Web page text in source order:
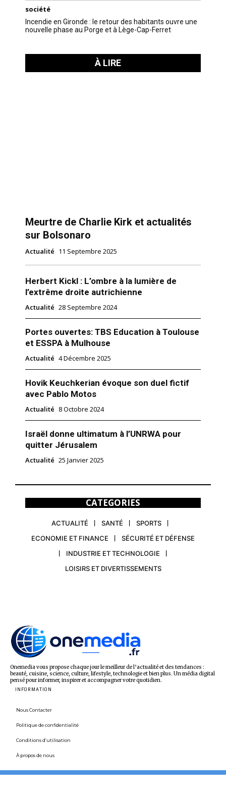
société
Incendie en Gironde : le retour des habitants ouvre une
nouvelle phase au Porge et à Lège-Cap-Ferret
À LIRE
Meurtre de Charlie Kirk et actualités
sur Bolsonaro
Actualité 11 Septembre 2025
Herbert Kickl : L’ombre à la lumière de
l’extrême droite autrichienne
Actualité 28 Septembre 2024
Portes ouvertes: TBS Education à Toulouse
et ESSPA à Mulhouse
Actualité 4 Décembre 2025
Hovik Keuchkerian évoque son duel fictif
avec Pablo Motos
Actualité 8 Octobre 2024
Israël donne ultimatum à l’UNRWA pour
quitter Jérusalem
Actualité 25 Janvier 2025
CATEGORIES
ACTUALITÉ SANTÉ
SPORTS
ECONOMIE ET FINANCE
SÉCURITÉ ET DÉFENSE
INDUSTRIE ET TECHNOLOGIE
LOISIRS ET DIVERTISSEMENTS
Onemedia vous propose chaque jour le meilleur de l’actualité et des tendances :
beauté, cuisine, science, culture, lifestyle, technologie et bien plus. Un média digital
pensé pour informer, inspirer et accompagner votre quotidien.
INFORMATION
Nous Contacter
Politique de confidentialité
Conditions d’utilisation
À propos de nous